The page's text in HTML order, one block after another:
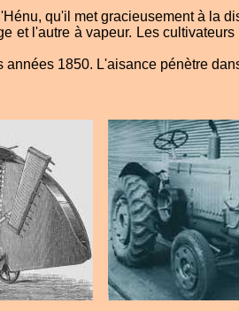
qu'il met gracieusement à la
et l'autre à vapeur. Les
1850. L'aisance pénètre